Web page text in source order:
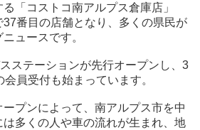
「コストコ南アルプス倉庫店」
番目の店舗となり、多くの県民が
ュースです。
ステーションが先行オープンし、3
員受付も始まっています。
プンによって、南アルプス市を中
多くの人や車の流れが生まれ、地